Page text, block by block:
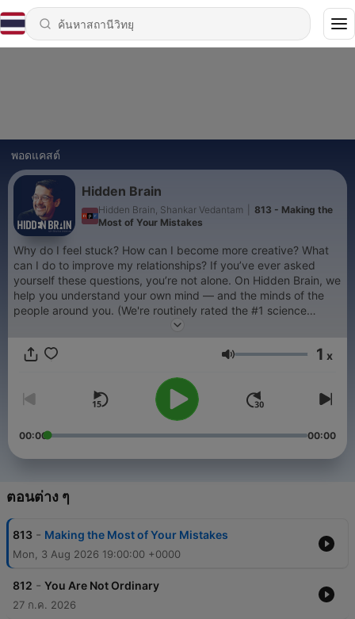
พอดแคสต์
Hidden Brain
Hidden Brain, Shankar Vedantam
813 - Making the
Most of Your Mistakes
Why do I feel stuck? How can I become more creative? What
can I do to improve my relationships? If you’ve ever asked
yourself these questions, you’re not alone. On Hidden Brain, we
help you understand your own mind — and the minds of the
people around you. (We're routinely rated the #1 science
podcast in the United States.) Hosted by veteran science
ระดับเสียง 1 x
00:00 00:00
ตอนต่าง ๆ
813 - Making the Most of Your Mistakes
Mon, 3 Aug 2026 19:00:00 +0000
812 - You Are Not Ordinary
27 ก.ค. 2026